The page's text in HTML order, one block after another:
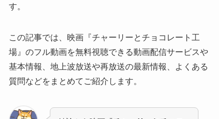
す。
この記事では、映画『チャーリーとチョコレート工
場』のフル動画を無料視聴できる動画配信サービスや
基本情報、地上波放送や再放送の最新情報、よくある
質問などをまとめてご紹介します。